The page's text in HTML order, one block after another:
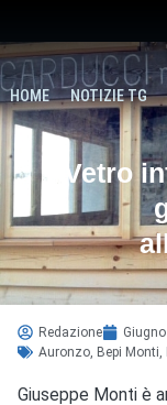
HOME NOTIZIE TG
Vetro
Redazione
Auronzo Bepi Monti
Giuseppe Monti è